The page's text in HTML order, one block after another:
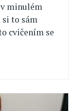
minulém
si to sám
cvičením se